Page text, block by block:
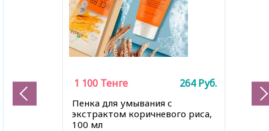
Пенка для умывания с
экстрактом коричневого риса,
100 мл
1 100 Тенге 264Руб.